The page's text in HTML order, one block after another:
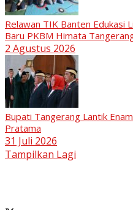
Relawan TIK Banten Edukasi
Baru PKBM Himata
2 Agustus 2026
Bupati Tangerang Lantik
Pratama
31 Juli 2026
Tampilkan Lagi